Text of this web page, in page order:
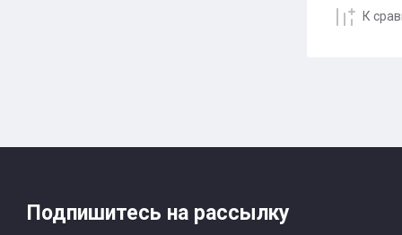
К
Подпишитесь на рассылку